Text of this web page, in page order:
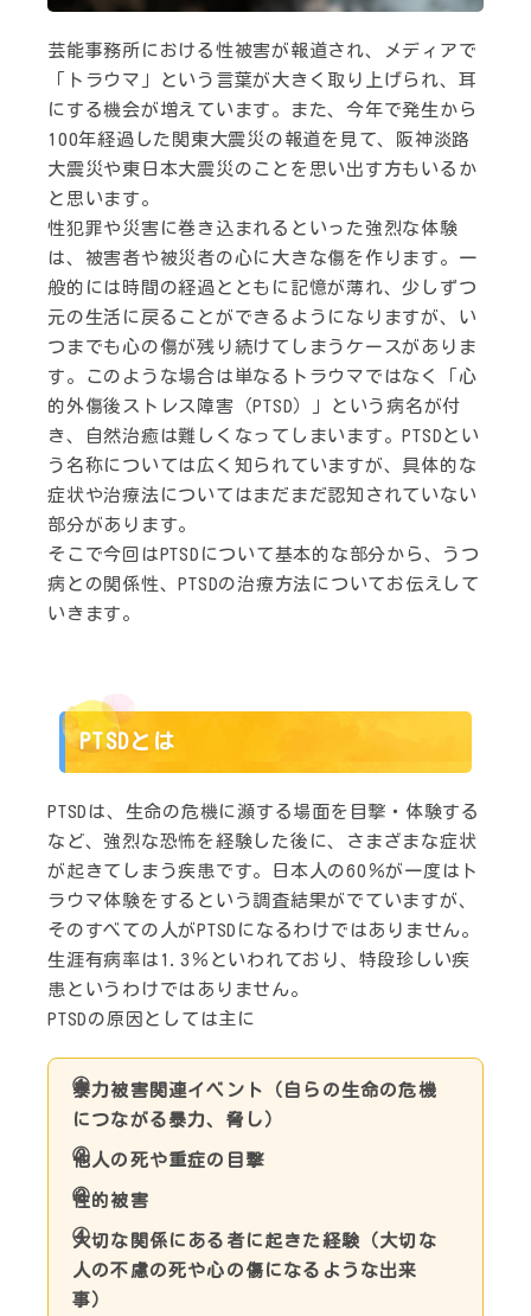
芸能事務所における性被害が報道され、メディアで
「トラウマ」という言葉が大きく取り上げられ、耳
にする機会が増えています。また、今年で発生から
100年経過した関東大震災の報道を見て、阪神淡路
大震災や東日本大震災のことを思い出す方もいるか
と思います。
性犯罪や災害に巻き込まれるといった強烈な体験
は、被害者や被災者の心に大きな傷を作ります。一
般的には時間の経過とともに記憶が薄れ、少しずつ
元の生活に戻ることができるようになりますが、い
つまでも心の傷が残り続けてしまうケースがありま
す。このような場合は単なるトラウマではなく「心
的外傷後ストレス障害（PTSD）」という病名が付
き、自然治癒は難しくなってしまいます。PTSDとい
う名称については広く知られていますが、具体的な
症状や治療法についてはまだまだ認知されていない
部分があります。
そこで今回はPTSDについて基本的な部分から、うつ
病との関係性、PTSDの治療方法についてお伝えして
いきます。
PTSDとは
PTSDは、生命の危機に瀕する場面を目撃・体験する
など、強烈な恐怖を経験した後に、さまざまな症状
が起きてしまう疾患です。日本人の60％が一度はト
ラウマ体験をするという調査結果がでていますが、
そのすべての人がPTSDになるわけではありません。
生涯有病率は1.3％といわれており、特段珍しい疾
患というわけではありません。
PTSDの原因としては主に
暴力被害関連イベント（自らの生命の危機
につながる暴力、脅し）
他人の死や重症の目撃
性的被害
大切な関係にある者に起きた経験（大切な
人の不慮の死や心の傷になるような出来
事）